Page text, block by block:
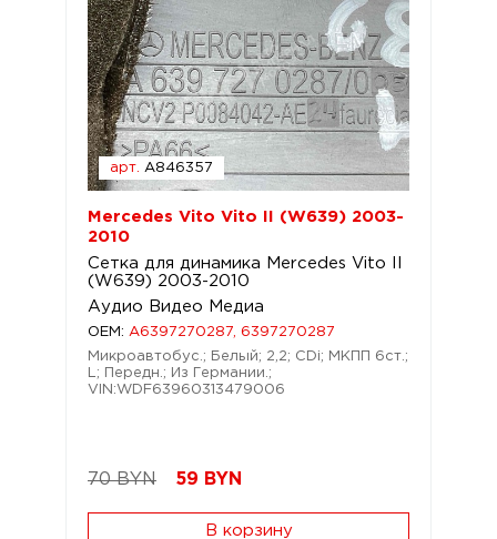
арт. A846357
Mercedes Vito Vito II (W639) 2003-
2010
Сетка для динамика Mercedes Vito II
(W639) 2003-2010
Аудио Видео Медиа
OEM: A6397270287, 6397270287
Микроавтобус.; Белый; 2,2; CDi; МКПП 6ст.;
L; Передн.; Из Германии.;
VIN:WDF63960313479006
70 BYN 59 BYN
В корзину